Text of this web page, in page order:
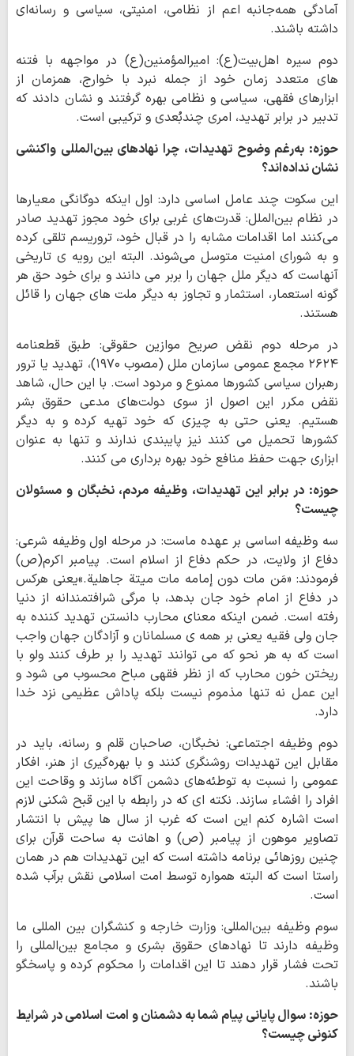
آمادگی همه‌جانبه اعم از نظامی، امنیتی، سیاسی و رسانه‌ای
داشته باشند.
دوم سیره اهل‌بیت(ع): امیرالمؤمنین(ع) در مواجهه با فتنه
های متعدد زمان خود از جمله نبرد با خوارج، همزمان از
ابزارهای فقهی، سیاسی و نظامی بهره گرفتند و نشان دادند که
تدبیر در برابر تهدید، امری چندبُعدی و ترکیبی است.
حوزه: به‌رغم وضوح تهدیدات، چرا نهادهای بین‌المللی واکنشی
نشان نداده‌اند؟
این سکوت چند عامل اساسی دارد: اول اینکه دوگانگی معیارها
در نظام بین‌الملل: قدرت‌های غربی برای خود مجوز تهدید صادر
می‌کنند اما اقدامات مشابه را در قبال خود، تروریسم تلقی کرده
و به شورای امنیت متوسل می‌شوند. البته این رویه ی تاریخی
آنهاست که دیگر ملل جهان را بربر می دانند و برای خود حق هر
گونه استعمار، استثمار و تجاوز به دیگر ملت های جهان را قائل
هستند.
در مرحله دوم نقض صریح موازین حقوقی: طبق قطعنامه
۲۶۲۴ مجمع عمومی سازمان ملل (مصوب ۱۹۷۰)، تهدید یا ترور
رهبران سیاسی کشورها ممنوع و مردود است. با این حال، شاهد
نقض مکرر این اصول از سوی دولت‌های مدعی حقوق بشر
هستیم. یعنی حتی به چیزی که خود تهیه کرده و به دیگر
کشورها تحمیل می کنند نیز پایبندی ندارند و تنها به عنوان
ابزاری جهت حفظ منافع خود بهره برداری می کنند.
حوزه: در برابر این تهدیدات، وظیفه مردم، نخبگان و مسئولان
چیست؟
سه وظیفه اساسی بر عهده ماست: در مرحله اول وظیفه شرعی:
دفاع از ولایت، در حکم دفاع از اسلام است. پیامبر اکرم(ص)
فرمودند: «مَن مات دون إمامه مات میتة جاهلیة.»یعنی هرکس
در دفاع از امام خود جان بدهد، با مرگی شرافتمندانه از دنیا
رفته است. ضمن اینکه معنای محارب دانستن تهدید کننده به
جان ولی فقیه یعنی بر همه ی مسلمانان و آزادگان جهان واجب
است که به هر نحو که می توانند تهدید را بر طرف کنند ولو با
ریختن خون محارب که از نظر فقهی مباح محسوب می شود و
این عمل نه تنها مذموم نیست بلکه پاداش عظیمی نزد خدا
دارد.
دوم وظیفه اجتماعی: نخبگان، صاحبان قلم و رسانه، باید در
مقابل این تهدیدات روشنگری کنند و با بهره‌گیری از هنر، افکار
عمومی را نسبت به توطئه‌های دشمن آگاه سازند و وقاحت این
افراد را افشاء سازند. نکته ای که در رابطه با این قبح شکنی لازم
است اشاره کنم این است که غرب از سال ها پیش با انتشار
تصاویر موهون از پیامبر (ص) و اهانت به ساحت قرآن برای
چنین روزهائی برنامه داشته است که این تهدیدات هم در همان
راستا است که البته همواره توسط امت اسلامی نقش برآب شده
است.
سوم وظیفه بین‌المللی: وزارت خارجه و کنشگران بین المللی ما
وظیفه دارند تا نهادهای حقوق بشری و مجامع بین‌المللی را
تحت فشار قرار دهند تا این اقدامات را محکوم کرده و پاسخگو
باشند.
حوزه: سوال پایانی پیام شما به دشمنان و امت اسلامی در شرایط
کنونی چیست؟